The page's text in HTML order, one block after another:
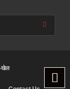
खेल